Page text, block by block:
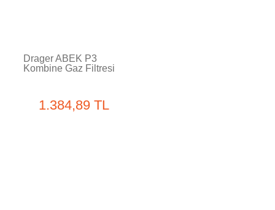
Drager ABEK P3
Kombine Gaz Filtresi
1.384,89 TL